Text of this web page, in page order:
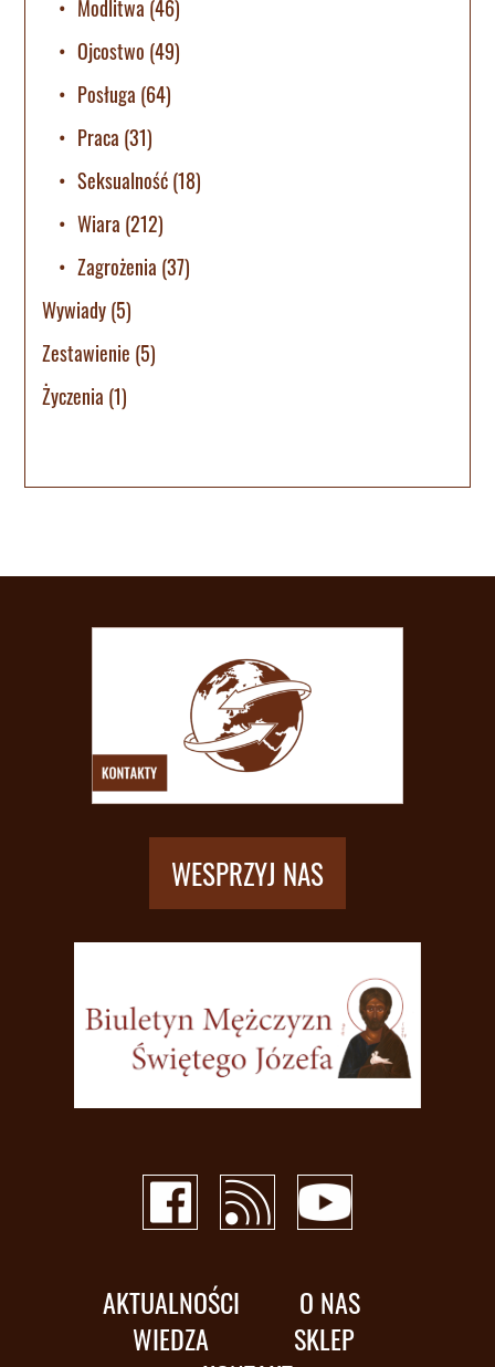
Modlitwa (46)
Ojcostwo (49)
Posługa (64)
Praca (31)
Seksualność(18)
Wiara (212)
Zagrożenia (37)
Wywiady(5)
Zestawienie (5)
Życzenia (1)
WESPRZYJ NAS
AKTUALNOŚCI
O NAS
WIEDZA
SKLEP